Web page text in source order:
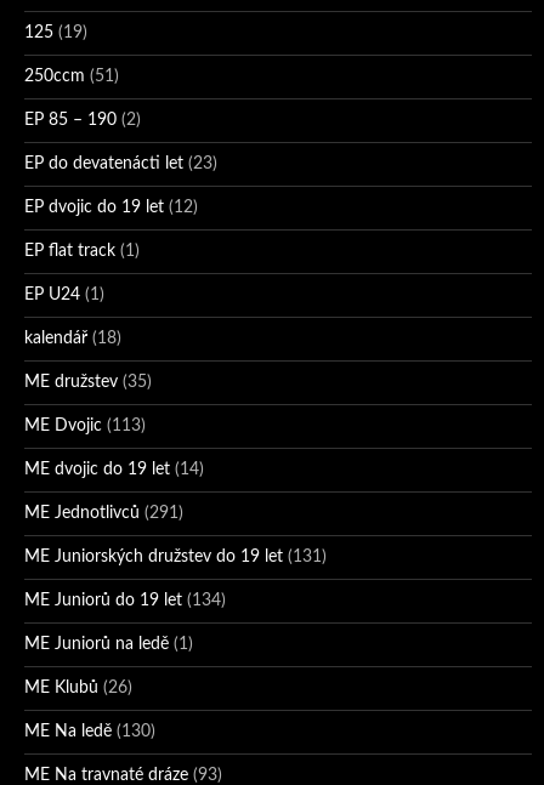
125 (19)
250ccm (51)
EP 85 – 190 (2)
EP do devatenácti let (23)
EP dvojic do 19 let (12)
EP flat track (1)
EP U24 (1)
kalendář (18)
ME družstev (35)
ME Dvojic (113)
ME dvojic do 19 let (14)
ME Jednotlivců (291)
ME Juniorských družstev do 19 let (131)
ME Juniorů do 19 let (134)
ME Juniorů na ledě (1)
ME Klubů (26)
ME Na ledě (130)
ME Na travnaté dráze (93)